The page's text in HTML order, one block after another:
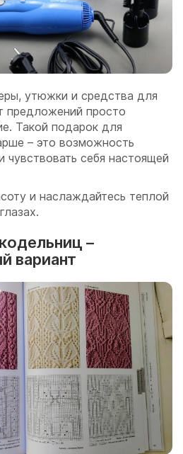
утюжки и средства для
предложений просто
Такой подарок для
– это возможность
себя настоящей
и наслаждайтесь теплой
–
вариант